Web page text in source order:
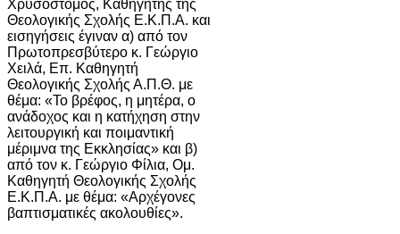
Χρυσόστομος, Καθηγητής της
Θεολογικής Σχολής Ε.Κ.Π.Α. και
εισηγήσεις έγιναν α) από τον
Πρωτοπρεσβύτερο κ. Γεώργιο
Χειλά, Επ. Καθηγητή
Θεολογικής Σχολής Α.Π.Θ. με
θέμα: «Το βρέφος, η μητέρα, ο
ανάδοχος και η κατήχηση στην
λειτουργική και ποιμαντική
μέριμνα της Εκκλησίας» και β)
από τον κ. Γεώργιο Φίλια, Ομ.
Καθηγητή Θεολογικής Σχολής
Ε.Κ.Π.Α. με θέμα: «Αρχέγονες
βαπτισματικές ακολουθίες».